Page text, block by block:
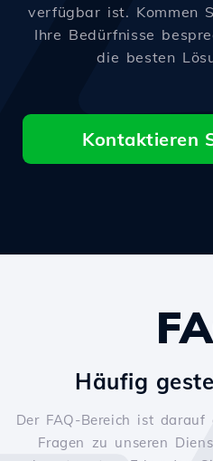
verfügbar ist. Kommen
Ihre Bedürfnisse
die besten
Kontaktieren
Häufig
Der FAQ-Bereich ist
Fragen zu unseren